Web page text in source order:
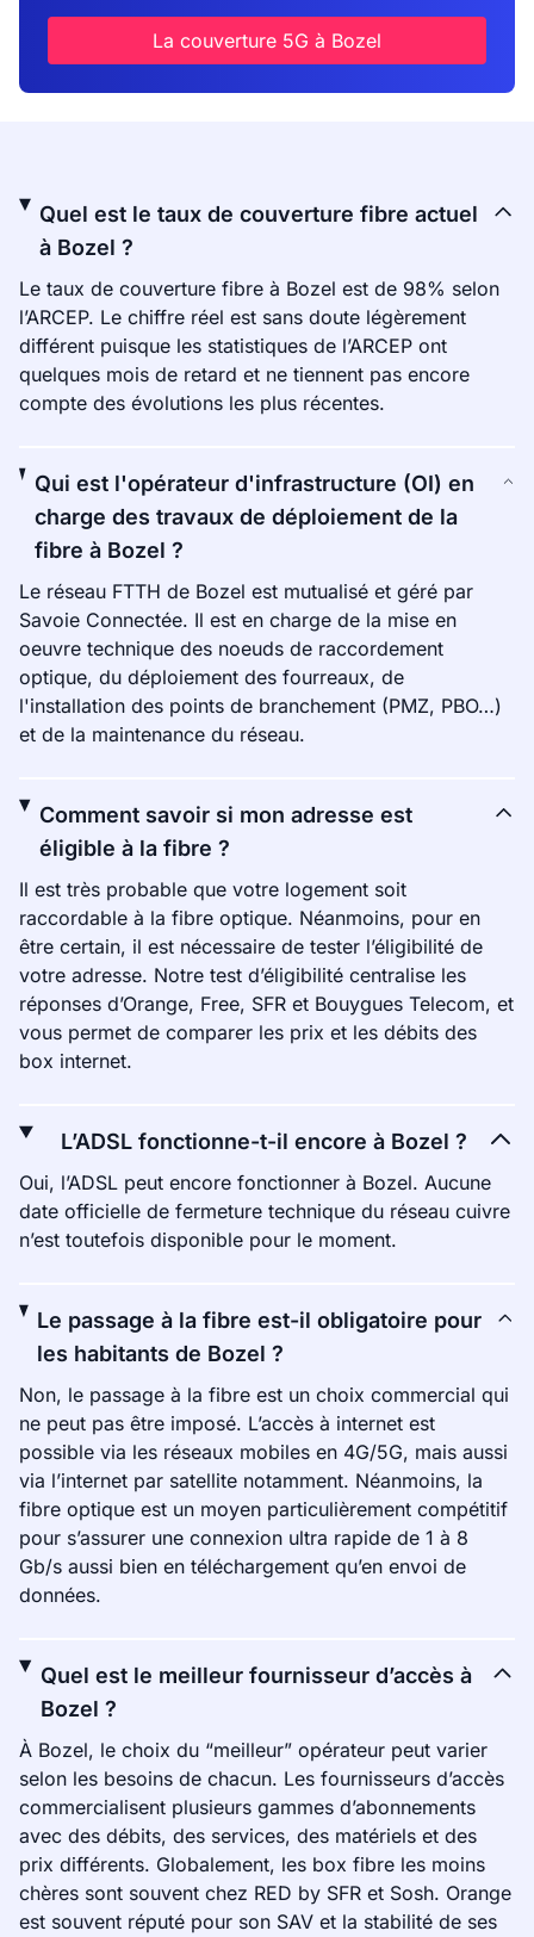
La couverture 5G à Bozel
Quel est le taux de couverture fibre actuel
à Bozel ?
Le taux de couverture fibre à Bozel est de 98% selon
l’ARCEP. Le chiffre réel est sans doute légèrement
différent puisque les statistiques de l’ARCEP ont
quelques mois de retard et ne tiennent pas encore
compte des évolutions les plus récentes.
Qui est l'opérateur d'infrastructure (OI) en
charge des travaux de déploiement de la
fibre à Bozel ?
Le réseau FTTH de Bozel est mutualisé et géré par
Savoie Connectée. Il est en charge de la mise en
oeuvre technique des noeuds de raccordement
optique, du déploiement des fourreaux, de
l'installation des points de branchement (PMZ, PBO…)
et de la maintenance du réseau.
Comment savoir si mon adresse est
éligible à la fibre ?
Il est très probable que votre logement soit
raccordable à la fibre optique. Néanmoins, pour en
être certain, il est nécessaire de tester l’éligibilité de
votre adresse. Notre test d’éligibilité centralise les
réponses d’Orange, Free, SFR et Bouygues Telecom, et
vous permet de comparer les prix et les débits des
box internet.
L’ADSL fonctionne-t-il encore à Bozel ?
Oui, l’ADSL peut encore fonctionner à Bozel. Aucune
date officielle de fermeture technique du réseau cuivre
n’est toutefois disponible pour le moment.
Le passage à la fibre est-il obligatoire pour
les habitants de Bozel ?
Non, le passage à la fibre est un choix commercial qui
ne peut pas être imposé. L’accès à internet est
possible via les réseaux mobiles en 4G/5G, mais aussi
via l’internet par satellite notamment. Néanmoins, la
fibre optique est un moyen particulièrement compétitif
pour s’assurer une connexion ultra rapide de 1 à 8
Gb/s aussi bien en téléchargement qu’en envoi de
données.
Quel est le meilleur fournisseur d’accès à
Bozel ?
À Bozel, le choix du “meilleur” opérateur peut varier
selon les besoins de chacun. Les fournisseurs d’accès
commercialisent plusieurs gammes d’abonnements
avec des débits, des services, des matériels et des
prix différents. Globalement, les box fibre les moins
chères sont souvent chez RED by SFR et Sosh. Orange
est souvent réputé pour son SAV et la stabilité de ses